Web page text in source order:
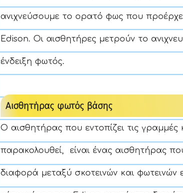
ανιχνεύσουμε το ορατό φως που
Edison. Οι αισθητήρες μετρούν το
ένδειξη φωτός.
Αισθητήρας φωτός βάσης
Ο αισθητήρας που εντοπίζει τις γραμμές
παρακολουθεί, είναι ένας αισθητήρας
διαφορά μεταξύ σκοτεινών και φωτεινών